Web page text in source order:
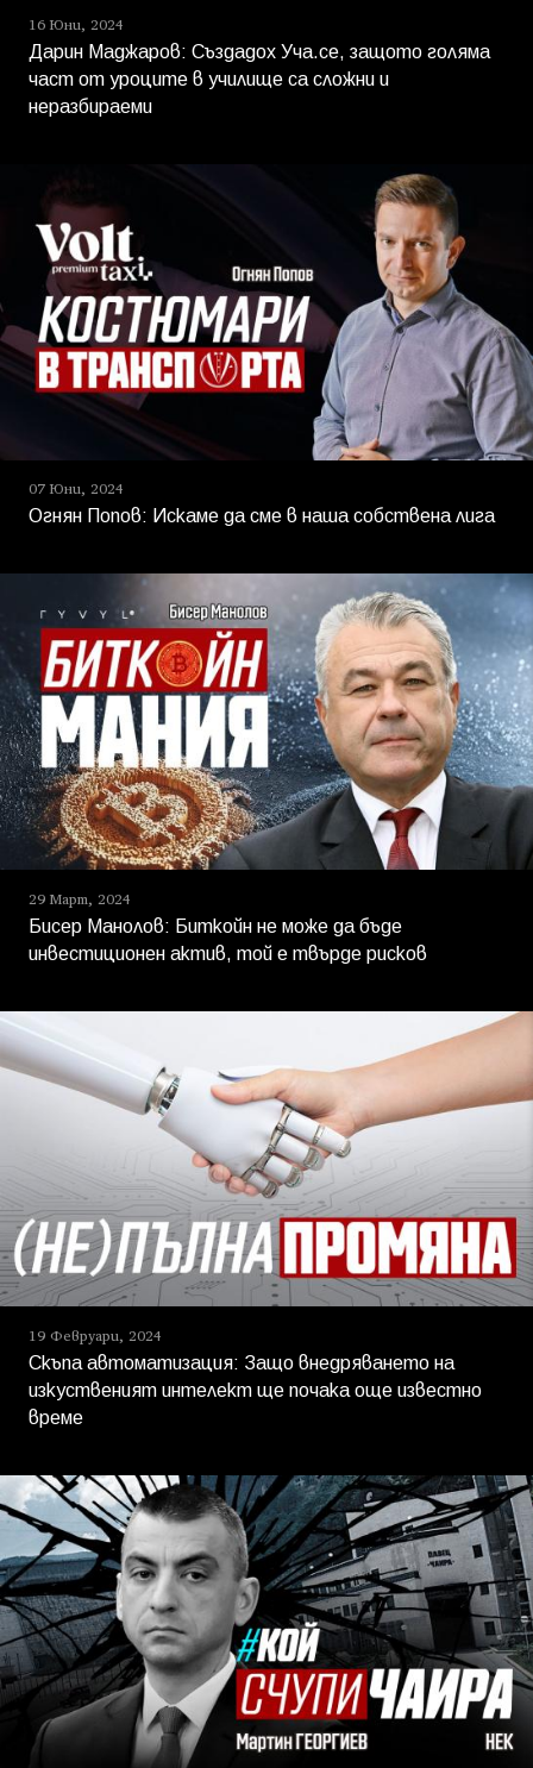
16 Юни, 2024
Дарин Маджаров: Създадох Уча.се, защото голяма
част от уроците в училище са сложни и
неразбираеми
07 Юни, 2024
Огнян Попов: Искаме да сме в наша собствена лига
29 Март, 2024
Бисер Манолов: Биткойн не може да бъде
инвестиционен актив, той е твърде рисков
19 Февруари, 2024
Скъпа автоматизация: Защо внедряването на
изкуственият интелект ще почака още известно
време